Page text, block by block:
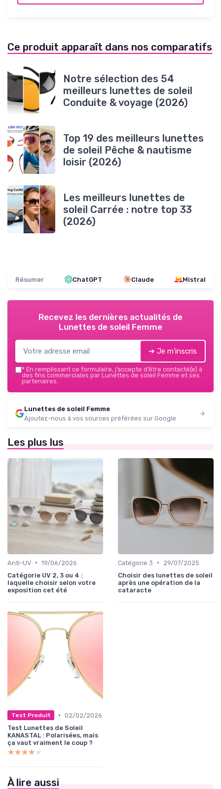
Ce produit apparaît dans nos comparatifs
Notre sélection des 54
meilleurs lunettes de soleil
Conduite & voyage (2026)
Top 19 des meilleurs lunettes
de soleil Pêche & nautisme
loisir (2026)
Les meilleurs lunettes de
soleil Carrée : notre top 33
(2026)
Résumer ChatGPT Claude Mistral
Recevez les dernières actualités de
Lunettes de soleil Femme
➔ Je m'inscris
* En remplissant ce formulaire, j’accepte d’être contacté(e) à
des fins commerciales par Lunettes de soleil Femme et ses
partenaires.
Lunettes de soleil Femme
Ajoutez-nous à vos sources préférées sur Google
Les plus lus
Anti-UV • 19/06/2026
Catégorie UV 2, 3 ou 4 :
laquelle choisir selon votre
exposition cet été
Catégorie 3 •
29/07/2025
Choisir des lunettes de soleil
après une opération de la
cataracte
Test Produit • 02/02/2026
Test Lunettes de Soleil
KANASTAL : Polarisées, mais
ça vaut vraiment le coup ?
★★★★★
★★★★★
À lire aussi